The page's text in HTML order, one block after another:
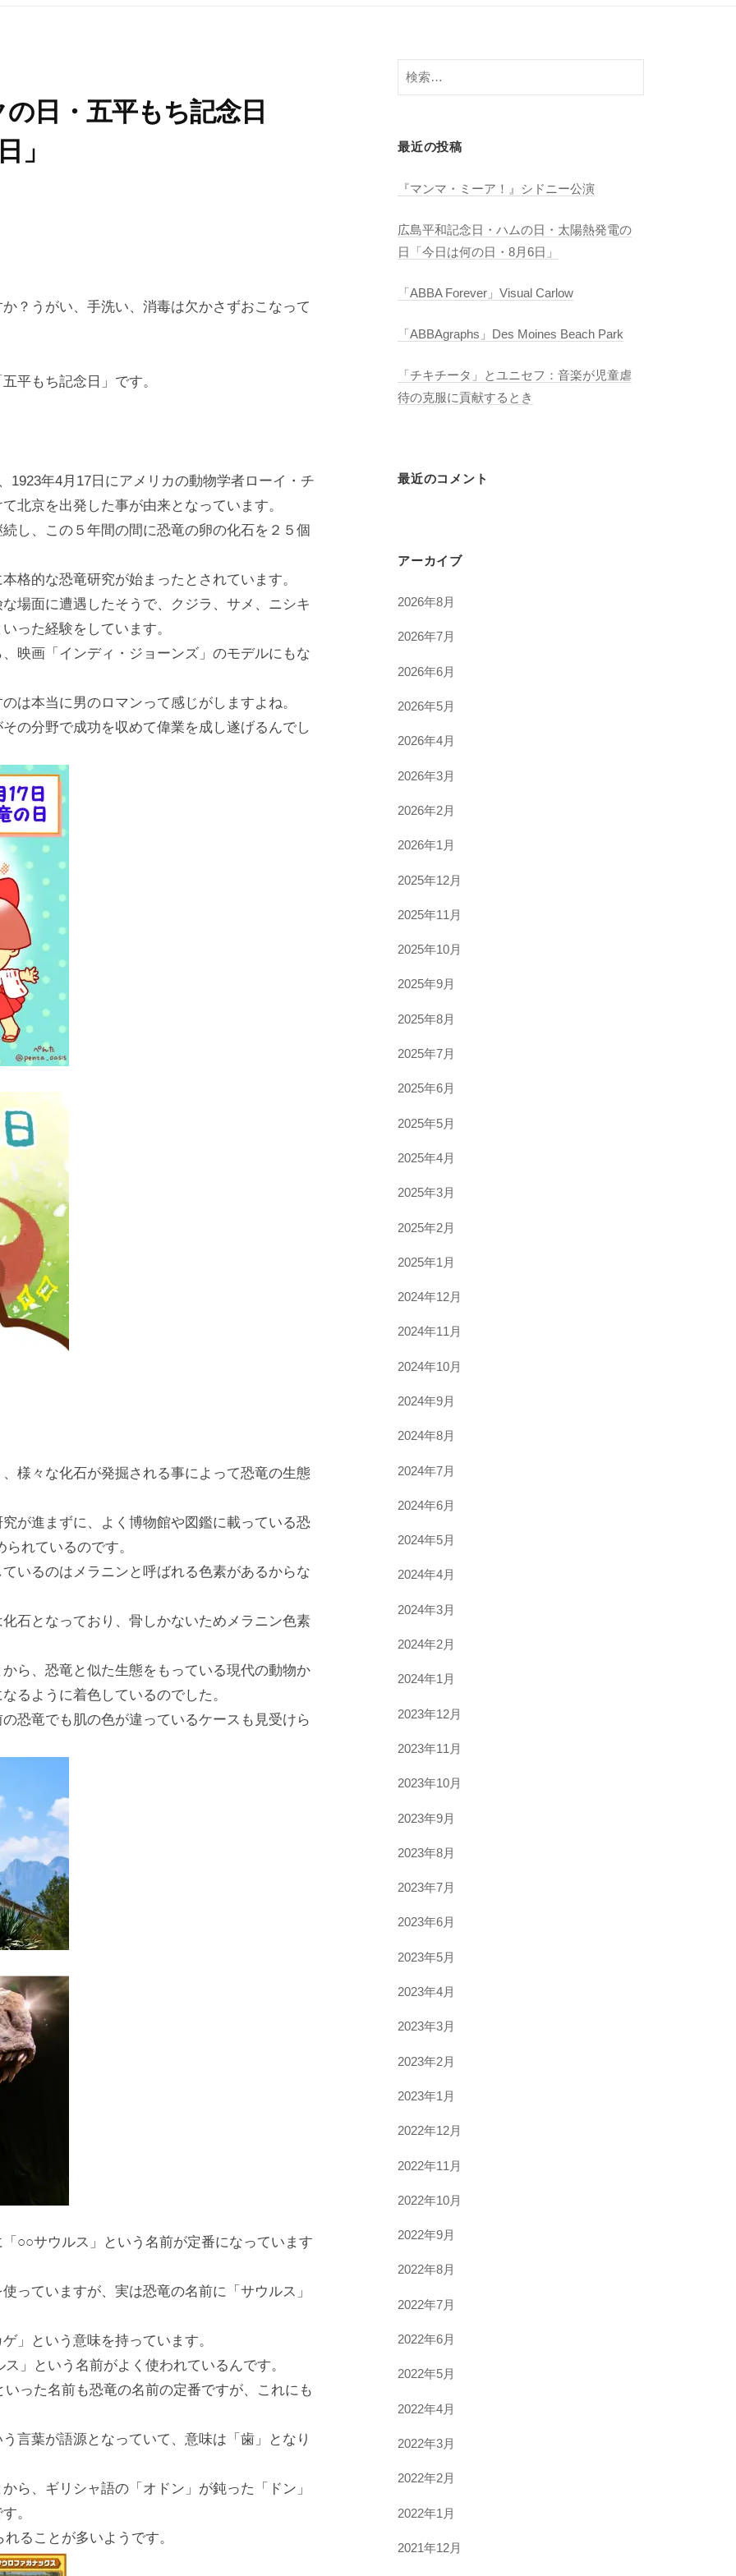
日・五平もち記念日
」
？うがい、手洗い、消毒は欠かさずおこなって
平もち記念日」です。
1923年4月17日にアメリカの動物学者ローイ・チ
北京を出発した事が由来となっています。
し、この５年間の間に恐竜の卵の化石を２５個
格的な恐竜研究が始まったとされています。
場面に遭遇したそうで、クジラ、サメ、ニシキ
った経験をしています。
映画「インディ・ジョーンズ」のモデルにもな
は本当に男のロマンって感じがしますよね。
の分野で成功を収めて偉業を成し遂げるんでし
様々な化石が発掘される事によって恐竜の生態
が進まずに、よく博物館や図鑑に載っている恐
れているのです。
いるのはメラニンと呼ばれる色素があるからな
石となっており、骨しかないためメラニン色素
ら、恐竜と似た生態をもっている現代の動物か
るように着色しているのでした。
恐竜でも肌の色が違っているケースも見受けら
○○サウルス」という名前が定番になっています
っていますが、実は恐竜の名前に「サウルス」
」という意味を持っています。
」という名前がよく使われているんです。
った名前も恐竜の名前の定番ですが、これにも
言葉が語源となっていて、意味は「歯」となり
ら、ギリシャ語の「オドン」が鈍った「ドン」
。
ることが多いようです。
検
索:
最近の投稿
『マンマ・ミーア！』シドニー公演
広島平和記念日・ハムの日・太陽熱発電の
日「今日は何の日・8月6日」
「ABBA Forever」Visual Carlow
「ABBAgraphs」Des Moines Beach Park
「チキチータ」とユニセフ：音楽が児童虐
待の克服に貢献するとき
最近のコメント
アーカイブ
2026年8月
2026年7月
2026年6月
2026年5月
2026年4月
2026年3月
2026年2月
2026年1月
2025年12月
2025年11月
2025年10月
2025年9月
2025年8月
2025年7月
2025年6月
2025年5月
2025年4月
2025年3月
2025年2月
2025年1月
2024年12月
2024年11月
2024年10月
2024年9月
2024年8月
2024年7月
2024年6月
2024年5月
2024年4月
2024年3月
2024年2月
2024年1月
2023年12月
2023年11月
2023年10月
2023年9月
2023年8月
2023年7月
2023年6月
2023年5月
2023年4月
2023年3月
2023年2月
2023年1月
2022年12月
2022年11月
2022年10月
2022年9月
2022年8月
2022年7月
2022年6月
2022年5月
2022年4月
2022年3月
2022年2月
2022年1月
2021年12月